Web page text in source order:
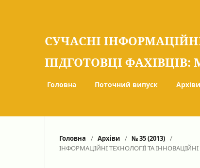
СУЧАСНІ
ПІДГОТОВЦІ ФАХІВЦІВ:
Головна Поточний випуск Архіви
Головна / Архіви / № 35 (2013) /
ІНФОРМАЦІЙНІ ТЕХНОЛОГІЇ ТА